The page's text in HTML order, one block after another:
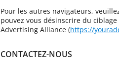
Pour les autres navigateurs,
pouvez vous désinscrire du
Advertising Alliance (https://
CONTACTEZ-NOUS